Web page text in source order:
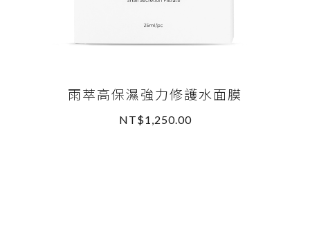
雨萃高保濕強力修護水面膜
NT$1,250.00